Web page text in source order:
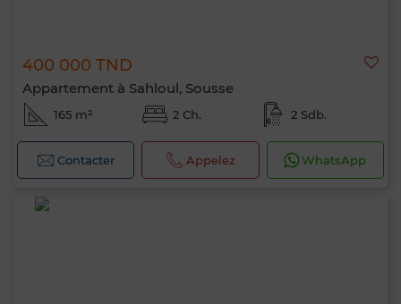
400 000 TND
Appartement à Sahloul, Sousse
165 m² 2 Ch. 2 Sdb.
Contacter Appelez WhatsApp